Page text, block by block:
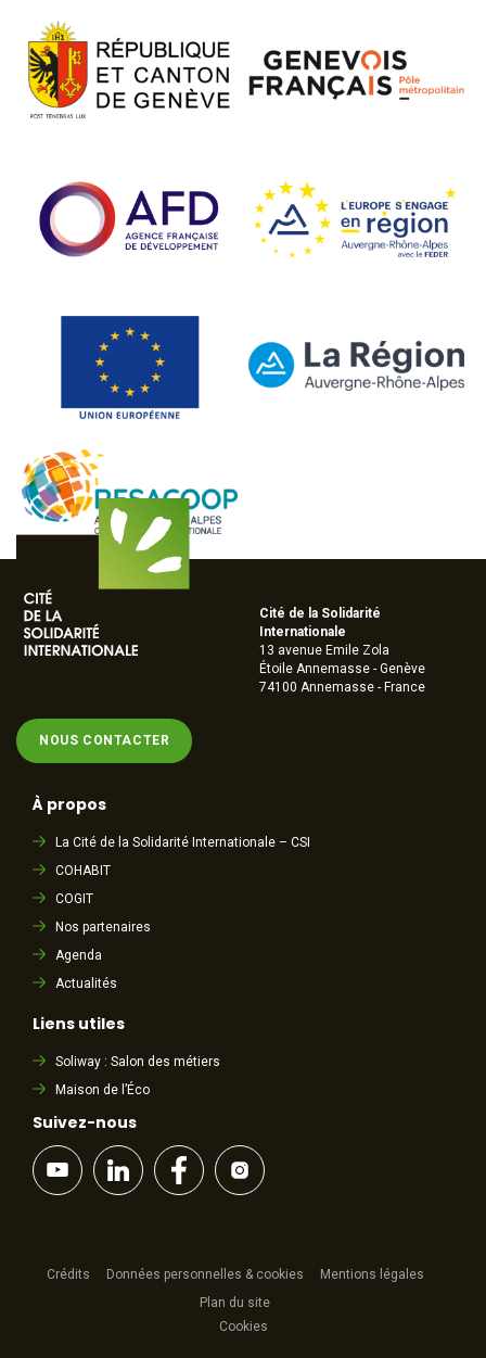
NOUS CONTACTER
Cité de la Solidarité
Internationale
13 avenue Emile Zola
Étoile Annemasse - Genève
74100 Annemasse - France
À propos
La Cité de la Solidarité Internationale – CSI
COHABIT
COGIT
Nos partenaires
Agenda
Actualités
Liens utiles
Soliway : Salon des métiers
Maison de l’Éco
Suivez-nous
Crédits Données personnelles & cookies
Mentions légales
Plan du site
Cookies